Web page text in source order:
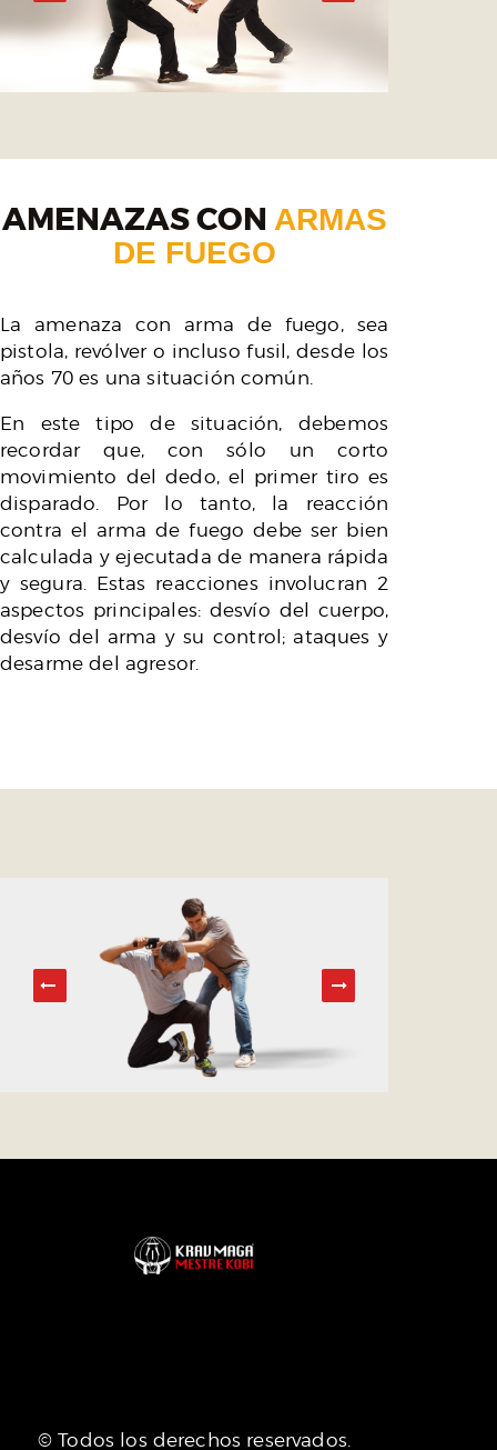
AMENAZAS CON ARMAS
DE FUEGO
La amenaza con arma de fuego, sea
pistola, revólver o incluso fusil, desde los
años 70 es una situación común.
En este tipo de situación, debemos
recordar que, con sólo un corto
movimiento del dedo, el primer tiro es
disparado. Por lo tanto, la reacción
contra el arma de fuego debe ser bien
calculada y ejecutada de manera rápida
y segura. Estas reacciones involucran 2
aspectos principales: desvío del cuerpo,
desvío del arma y su control; ataques y
desarme del agresor.
© Todos los derechos reservados.